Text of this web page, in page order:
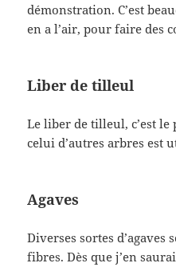
démonstration. C’est
en a l’air, pour faire des
Liber de tilleul
Le liber de tilleul, c’est
celui d’autres arbres est
Agaves
Diverses sortes
fibres. Dès que j’en